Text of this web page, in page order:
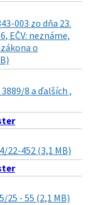
003 zo dňa 23.
EČV: neznáme,
o
8 a ďalších ,
22-452 (3,1 MB)
25 - 55 (2,1 MB)